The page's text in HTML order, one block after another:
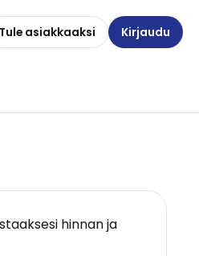
Tule asiakkaaksi Kirjaudu
hinnan ja